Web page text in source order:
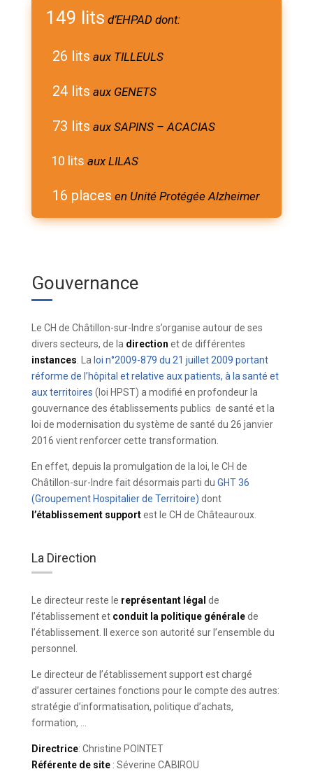
149 lits d’EHPAD dont:
26 lits aux TILLEULS
24 lits aux GENETS
73 lits aux SAPINS – ACACIAS
10 lits aux LILAS
16 places en Unité Protégée Alzheimer
Gouvernance
Le CH de Châtillon-sur-Indre s’organise autour de ses
divers secteurs, de la direction et de différentes
instances . La loi n°2009-879 du 21 juillet 2009 portant
réforme de l’hôpital et relative aux patients, à la santé et
aux territoires (loi HPST) a modifié en profondeur la
gouvernance des établissements publics de santé et la
loi de modernisation du système de santé du 26 janvier
2016 vient renforcer cette transformation.
En effet, depuis la promulgation de la loi, le CH de
Châtillon-sur-Indre fait désormais parti du GHT 36
(Groupement Hospitalier de Territoire) dont
l’établissement supportest le CH de Châteauroux.
La Direction
Le directeur reste le représentant légal de
l’établissement et conduit la politique généralede
l’établissement. Il exerce son autorité sur l’ensemble du
personnel.
Le directeur de l’établissement support est chargé
d’assurer certaines fonctions pour le compte des autres:
stratégie d’informatisation, politique d’achats,
formation, …
Directrice: Christine POINTET
Référente de site : Séverine CABIROU